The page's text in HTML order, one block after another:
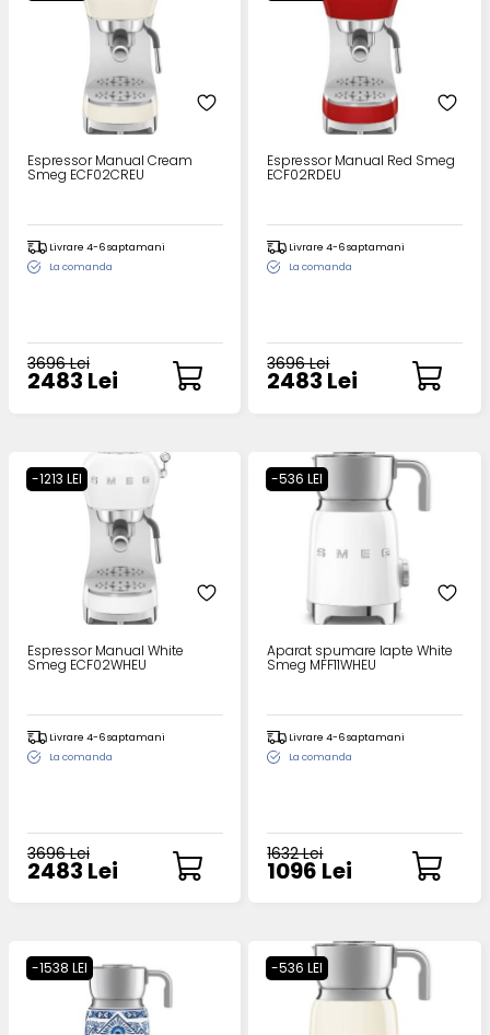
Espressor Manual Cream
Smeg ECF02CREU
Livrare 4-6 saptamani
La comanda
3696 Lei
2483 Lei
Espressor Manual Red Smeg
ECF02RDEU
Livrare 4-6 saptamani
La comanda
3696 Lei
2483 Lei
-1213 LEI
Espressor Manual White
Smeg ECF02WHEU
Livrare 4-6 saptamani
La comanda
3696 Lei
2483 Lei
-536 LEI
Aparat spumare lapte White
Smeg MFF11WHEU
Livrare 4-6 saptamani
La comanda
1632 Lei
1096 Lei
-1538 LEI -536 LEI